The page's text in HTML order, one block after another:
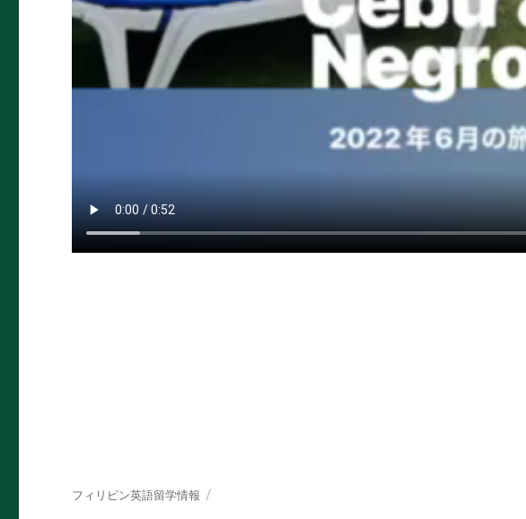
フィリピン英語留学情報